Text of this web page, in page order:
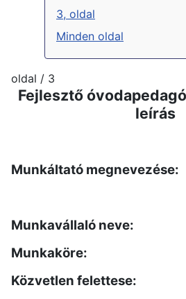
3, oldal
Minden oldal
oldal / 3
Fejlesztő
leírás
Munkáltató megnevezése:
Munkavállaló neve:
Munkaköre:
Közvetlen felettese: